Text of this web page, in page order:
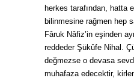
herkes tarafından, hatta
bilinmesine rağmen hep
Fâruk Nâfiz’in eşinden
reddeder Şükûfe Nihal.
değmezse o devasa
muhafaza edecektir,